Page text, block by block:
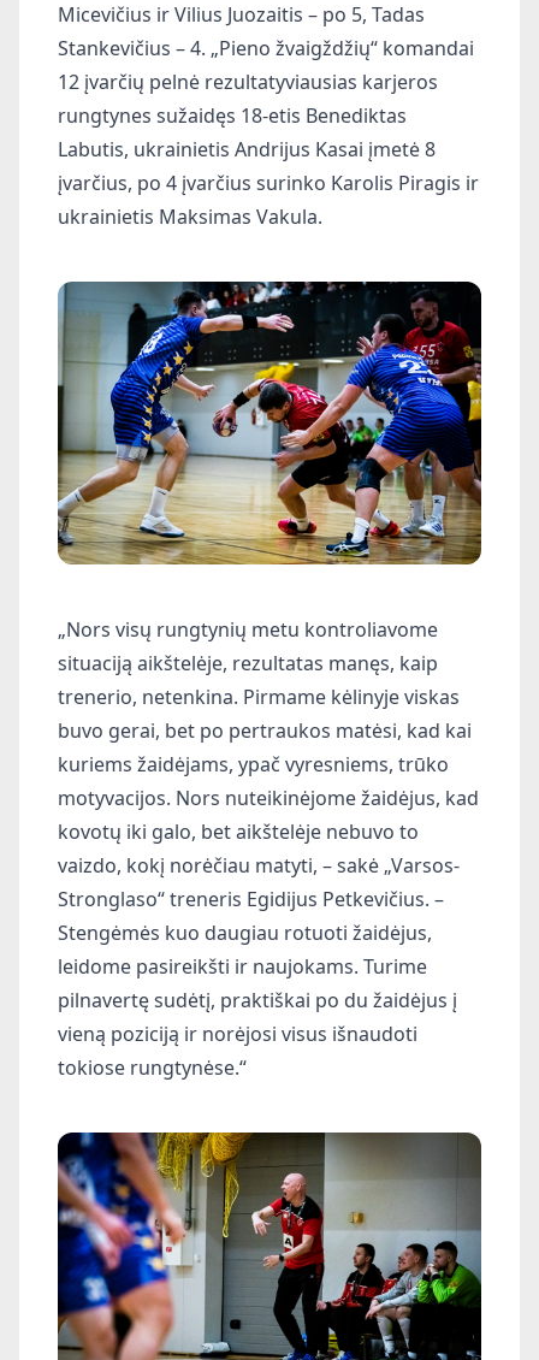
Micevičius ir Vilius Juozaitis – po 5, Tadas
Stankevičius – 4. „Pieno žvaigždžių“ komandai
12 įvarčių pelnė rezultatyviausias karjeros
rungtynes sužaidęs 18-etis Benediktas
Labutis, ukrainietis Andrijus Kasai įmetė 8
įvarčius, po 4 įvarčius surinko Karolis Piragis ir
ukrainietis Maksimas Vakula.
„Nors visų rungtynių metu kontroliavome
situaciją aikštelėje, rezultatas manęs, kaip
trenerio, netenkina. Pirmame kėlinyje viskas
buvo gerai, bet po pertraukos matėsi, kad kai
kuriems žaidėjams, ypač vyresniems, trūko
motyvacijos. Nors nuteikinėjome žaidėjus, kad
kovotų iki galo, bet aikštelėje nebuvo to
vaizdo, kokį norėčiau matyti, – sakė „Varsos-
Stronglaso“ treneris Egidijus Petkevičius. –
Stengėmės kuo daugiau rotuoti žaidėjus,
leidome pasireikšti ir naujokams. Turime
pilnavertę sudėtį, praktiškai po du žaidėjus į
vieną poziciją ir norėjosi visus išnaudoti
tokiose rungtynėse.“